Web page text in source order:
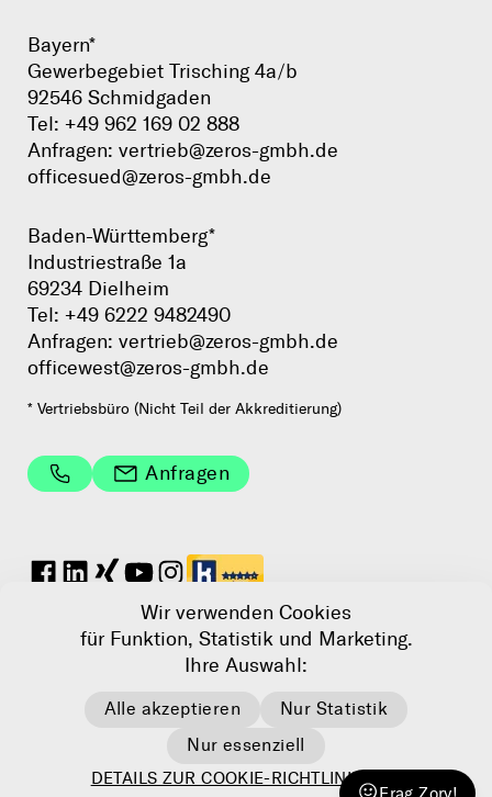
Wir verwenden Cookies
für Funktion, Statistik und Marketing.
Ihre Auswahl:
Alle akzeptieren
Nur Statistik
Nur essenziell
DETAILS ZUR COOKIE-RICHTLINIE (EU)
Bayern*
Gewerbegebiet Trisching 4a/b
92546 Schmidgaden
Tel: +49 962 169 02 888
Anfragen: vertrieb@zeros-gmbh.de
officesued@zeros-gmbh.de
Baden-Württemberg*
Industriestraße 1a
69234 Dielheim
Tel: +49 6222 9482490
Anfragen: vertrieb@zeros-gmbh.de
officewest@zeros-gmbh.de
* Vertriebsbüro (Nicht Teil der Akkreditierung)
Anfragen
Datenschutz
Cookie Einstellungen
© 2025 Zeros GmbH